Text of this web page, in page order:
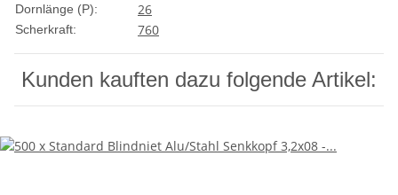
Dornlänge (P): 26
Scherkraft: 760
Kunden kauften dazu folgende Artikel: